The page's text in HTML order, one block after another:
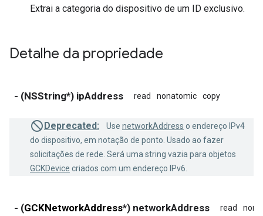
Extrai a categoria do dispositivo de um ID exclusivo.
Detalhe da propriedade
- (NSString*) ipAddress read nonatomic copy
Deprecated: Use networkAddress o endereço IPv4
do dispositivo, em notação de ponto. Usado ao fazer
solicitações de rede. Será uma string vazia para objetos
GCKDevice criados com um endereço IPv6.
- (GCKNetworkAddress*) networkAddress read